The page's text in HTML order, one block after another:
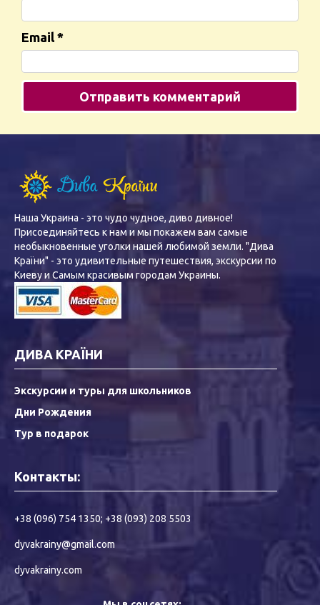
Email *
Наша Украина - это чудо чудное, диво дивное!
Присоединяйтесь к нам и мы покажем вам самые
необыкновенные уголки нашей любимой земли. "Дива
Країни" - это удивительные путешествия, экскурсии по
Киеву и Самым красивым городам Украины.
ДИВА КРАЇНИ
Экскурсии и туры для школьников
Дни Рождения
Тур в подарок
Контакты:
+38 (096) 754 1350; +38 (093) 208 5503
dyvakrainy@gmail.com
dyvakrainy.com